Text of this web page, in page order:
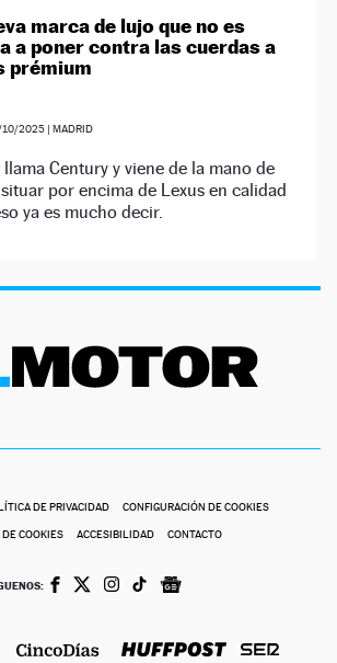
marca de lujo que no es
a poner contra las cuerdas a
prémium
10/2025| MADRID
llama Century y viene de la mano de
situar por encima de Lexus en calidad
ya es mucho decir.
DE PRIVACIDAD CONFIGURACIÓN DE COOKIES
COOKIES ACCESIBILIDAD CONTACTO